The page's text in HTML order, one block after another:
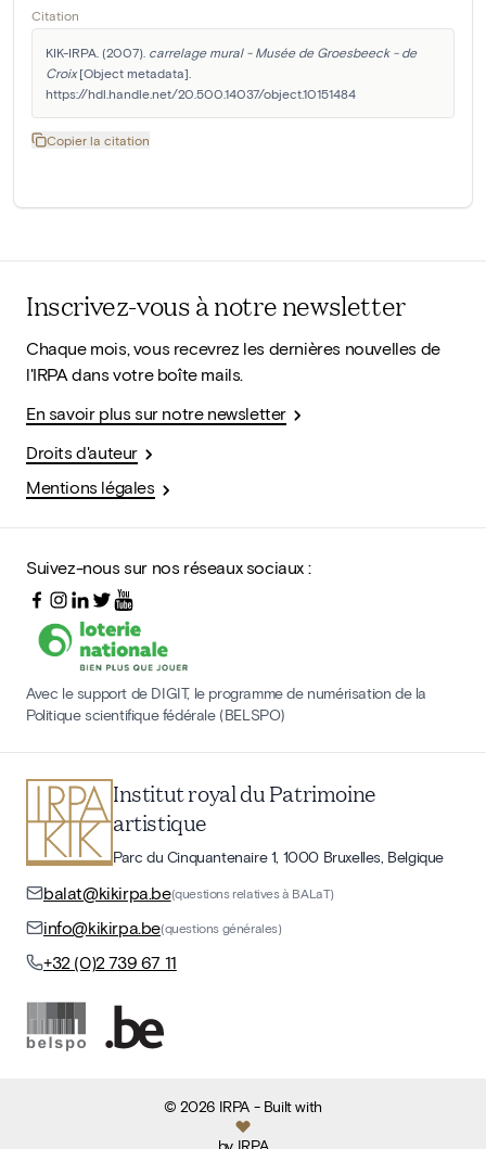
Citation
KIK-IRPA. (2007). carrelage mural - Musée de Groesbeeck - de
Croix [Object metadata].
https://hdl.handle.net/20.500.14037/object.10151484
Copier la citation
Inscrivez-vous à notre newsletter
Chaque mois, vous recevrez les dernières nouvelles de
l'IRPA dans votre boîte mails.
En savoir plus sur notre newsletter
Droits d'auteur
Mentions légales
Suivez-nous sur nos réseaux sociaux :
Avec le support de DIGIT, le programme de numérisation de la
Politique scientifique fédérale (BELSPO)
Institut royal du Patrimoine
artistique
Parc du Cinquantenaire 1, 1000 Bruxelles, Belgique
balat@kikirpa.be(questions relatives à BALaT)
info@kikirpa.be(questions générales)
+32 (0)2 739 67 11
©2026 IRPA- Built with